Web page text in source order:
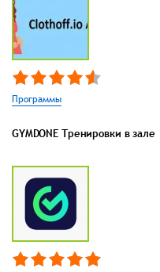
Программы
GYMDONE Тренировки в зале